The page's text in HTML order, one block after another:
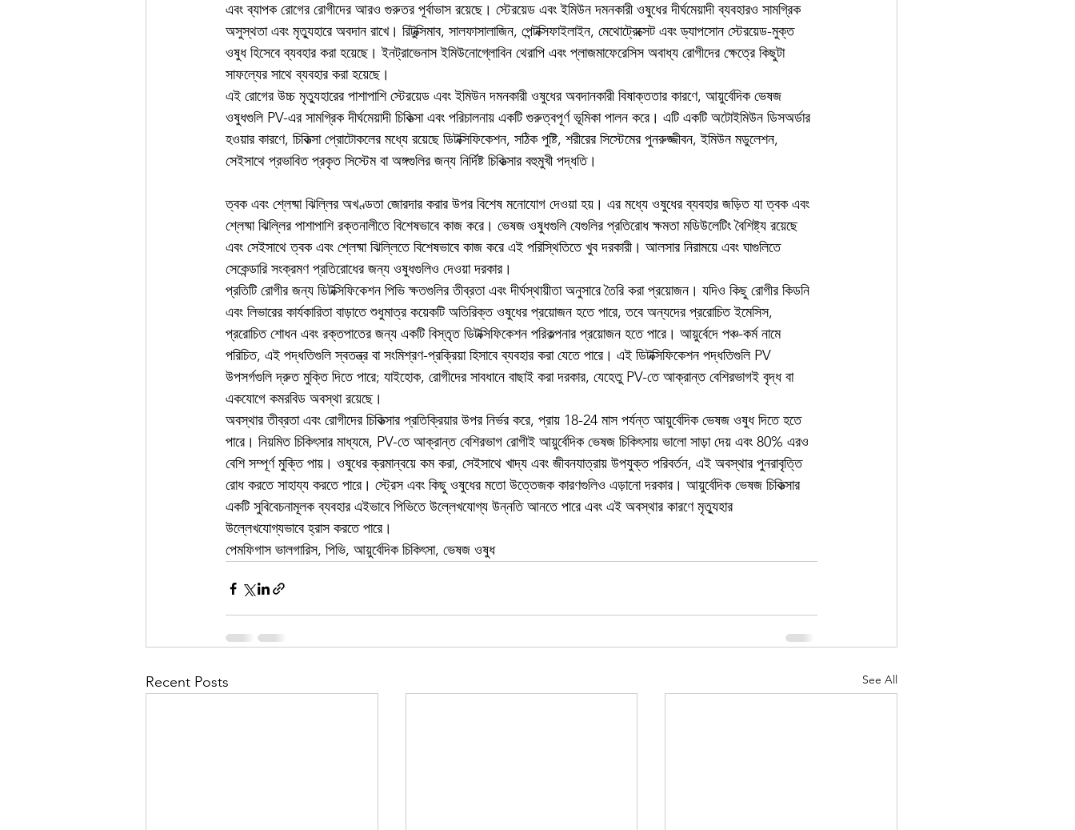
এবং ব্যাপক রোগের রোগীদের আরও গুরুতর পূর্বাভাস রয়েছে। স্টেরয়েড এবং ইমিউন দমনকারী ওষুধের দীর্ঘমেয়াদী ব্যবহারও সামগ্রিক
অসুস্থতা এবং মৃত্যুহারে অবদান রাখে। রিটুক্সিমাব, সালফাসালাজিন, পেন্টক্সিফাইলাইন, মেথোট্রেক্সেট এবং ড্যাপসোন স্টেরয়েড-মুক্ত
ওষুধ হিসেবে ব্যবহার করা হয়েছে। ইনট্রাভেনাস ইমিউনোগ্লোবিন থেরাপি এবং প্লাজমাফেরেসিস অবাধ্য রোগীদের ক্ষেত্রে কিছুটা
সাফল্যের সাথে ব্যবহার করা হয়েছে।
এই রোগের উচ্চ মৃত্যুহারের পাশাপাশি স্টেরয়েড এবং ইমিউন দমনকারী ওষুধের অবদানকারী বিষাক্ততার কারণে, আয়ুর্বেদিক ভেষজ
ওষুধগুলি PV-এর সামগ্রিক দীর্ঘমেয়াদী চিকিত্সা এবং পরিচালনায় একটি গুরুত্বপূর্ণ ভূমিকা পালন করে। এটি একটি অটোইমিউন ডিসঅর্ডার
হওয়ার কারণে, চিকিত্সা প্রোটোকলের মধ্যে রয়েছে ডিটক্সিফিকেশন, সঠিক পুষ্টি, শরীরের সিস্টেমের পুনরুজ্জীবন, ইমিউন মডুলেশন,
সেইসাথে প্রভাবিত প্রকৃত সিস্টেম বা অঙ্গগুলির জন্য নির্দিষ্ট চিকিত্সার বহুমুখী পদ্ধতি।
ত্বক এবং শ্লেষ্মা ঝিল্লির অখণ্ডতা জোরদার করার উপর বিশেষ মনোযোগ দেওয়া হয়। এর মধ্যে ওষুধের ব্যবহার জড়িত যা ত্বক এবং
শ্লেষ্মা ঝিল্লির পাশাপাশি রক্তনালীতে বিশেষভাবে কাজ করে। ভেষজ ওষুধগুলি যেগুলির প্রতিরোধ ক্ষমতা মডিউলেটিং বৈশিষ্ট্য রয়েছে
এবং সেইসাথে ত্বক এবং শ্লেষ্মা ঝিল্লিতে বিশেষভাবে কাজ করে এই পরিস্থিতিতে খুব দরকারী। আলসার নিরাময়ে এবং ঘাগুলিতে
সেকেন্ডারি সংক্রমণ প্রতিরোধের জন্য ওষুধগুলিও দেওয়া দরকার।
প্রতিটি রোগীর জন্য ডিটক্সিফিকেশন পিভি ক্ষতগুলির তীব্রতা এবং দীর্ঘস্থায়ীতা অনুসারে তৈরি করা প্রয়োজন। যদিও কিছু রোগীর কিডনি
এবং লিভারের কার্যকারিতা বাড়াতে শুধুমাত্র কয়েকটি অতিরিক্ত ওষুধের প্রয়োজন হতে পারে, তবে অন্যদের প্ররোচিত ইমেসিস,
প্ররোচিত শোধন এবং রক্তপাতের জন্য একটি বিস্তৃত ডিটক্সিফিকেশন পরিকল্পনার প্রয়োজন হতে পারে। আয়ুর্বেদে পঞ্চ-কর্ম নামে
পরিচিত, এই পদ্ধতিগুলি স্বতন্ত্র বা সংমিশ্রণ-প্রক্রিয়া হিসাবে ব্যবহার করা যেতে পারে। এই ডিটক্সিফিকেশন পদ্ধতিগুলি PV
উপসর্গগুলি দ্রুত মুক্তি দিতে পারে; যাইহোক, রোগীদের সাবধানে বাছাই করা দরকার, যেহেতু PV-তে আক্রান্ত বেশিরভাগই বৃদ্ধ বা
একযোগে কমরবিড অবস্থা রয়েছে।
অবস্থার তীব্রতা এবং রোগীদের চিকিত্সার প্রতিক্রিয়ার উপর নির্ভর করে, প্রায় 18-24 মাস পর্যন্ত আয়ুর্বেদিক ভেষজ ওষুধ দিতে হতে
পারে। নিয়মিত চিকিৎসার মাধ্যমে, PV-তে আক্রান্ত বেশিরভাগ রোগীই আয়ুর্বেদিক ভেষজ চিকিৎসায় ভালো সাড়া দেয় এবং 80% এরও
বেশি সম্পূর্ণ মুক্তি পায়। ওষুধের ক্রমান্বয়ে কম করা, সেইসাথে খাদ্য এবং জীবনযাত্রায় উপযুক্ত পরিবর্তন, এই অবস্থার পুনরাবৃত্তি
রোধ করতে সাহায্য করতে পারে। স্ট্রেস এবং কিছু ওষুধের মতো উত্তেজক কারণগুলিও এড়ানো দরকার। আয়ুর্বেদিক ভেষজ চিকিত্সার
একটি সুবিবেচনামূলক ব্যবহার এইভাবে পিভিতে উল্লেখযোগ্য উন্নতি আনতে পারে এবং এই অবস্থার কারণে মৃত্যুহার
উল্লেখযোগ্যভাবে হ্রাস করতে পারে।
পেমফিগাস ভালগারিস, পিভি, আয়ুর্বেদিক চিকিৎসা, ভেষজ ওষুধ
Recent Posts See All